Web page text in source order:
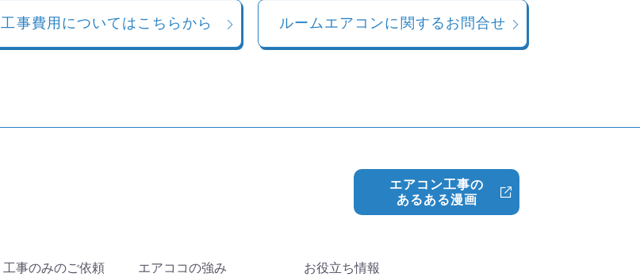
工事費用についてはこちらから ルームエアコンに関するお問合せ
エアコン工事の
あるある漫画
工事のみのご依頼 エアココの強み お役立ち情報